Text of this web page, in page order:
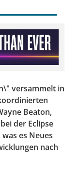
versammelt in
Beaton,
der Eclipse
es Neues
nach